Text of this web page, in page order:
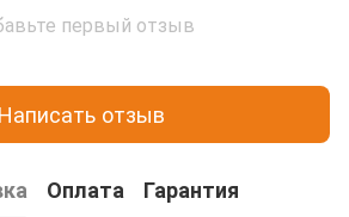
первый отзыв
Написать отзыв
Оплата
Гарантия